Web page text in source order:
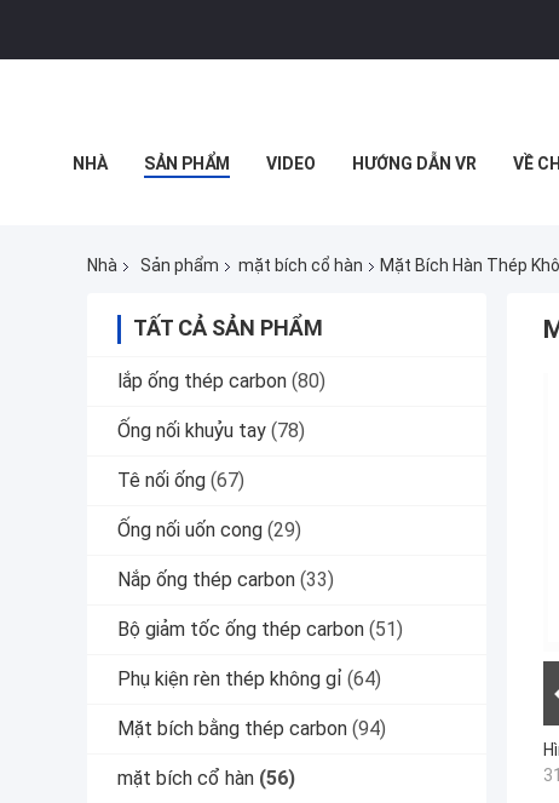
NHÀ SẢN PHẨM VIDEO HƯỚNG DẪN VR VỀ
Nhà Sản phẩm mặt bích cổ hàn Mặt Bích Hàn Thép
TẤT CẢ SẢN PHẨM
lắp ống thép carbon (80)
Ống nối khuỷu tay (78)
Tê nối ống (67)
Ống nối uốn cong (29)
Nắp ống thép carbon (33)
Bộ giảm tốc ống thép carbon (51)
Phụ kiện rèn thép không gỉ (64)
Mặt bích bằng thép carbon (94)
mặt bích cổ hàn (56)